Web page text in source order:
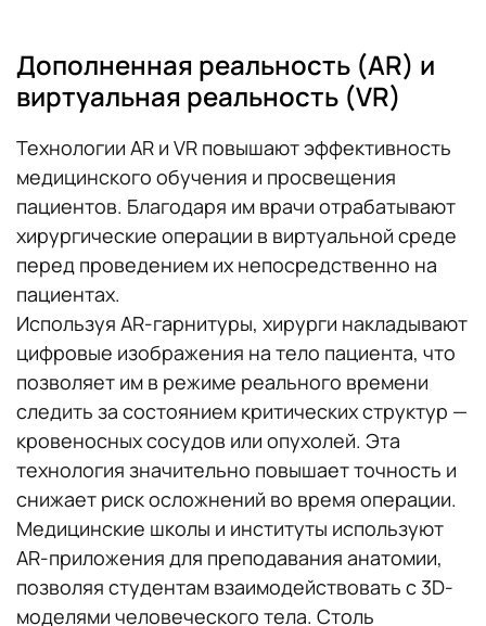
Дополненная реальность (AR) и
виртуальная реальность (VR)
Технологии AR и VR повышают эффективность
медицинского обучения и просвещения
пациентов. Благодаря им врачи отрабатывают
хирургические операции в виртуальной среде
перед проведением их непосредственно на
пациентах.
Используя AR-гарнитуры, хирурги накладывают
цифровые изображения на тело пациента, что
позволяет им в режиме реального времени
следить за состоянием критических структур —
кровеносных сосудов или опухолей. Эта
технология значительно повышает точность и
снижает риск осложнений во время операции.
Медицинские школы и институты используют
AR-приложения для преподавания анатомии,
позволяя студентам взаимодействовать с 3D-
моделями человеческого тела. Столь